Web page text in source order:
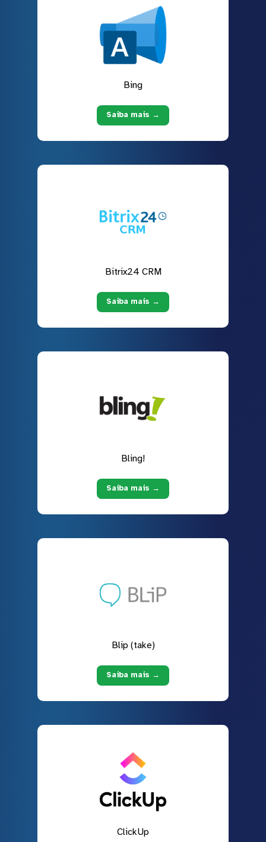
Bing
Saiba mais →
Bitrix24 CRM
Saiba mais →
Bling!
Saiba mais →
Blip (take)
Saiba mais →
ClickUp